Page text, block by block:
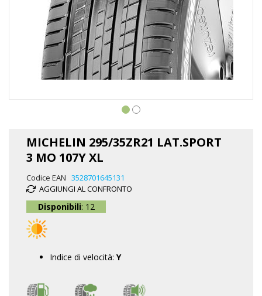
MICHELIN 295/35ZR21 LAT.SPORT
3 MO 107Y XL
Codice EAN 3528701645131
AGGIUNGI AL CONFRONTO
Disponibili: 12
Indice di velocità: Y
galleria
immagini